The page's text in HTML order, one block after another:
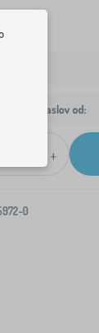
na vaš naslov od:
+
0